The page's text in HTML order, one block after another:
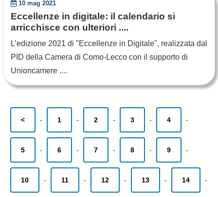
10 mag 2021
Eccellenze in digitale: il calendario si
arricchisce con ulteriori ....
L’edizione 2021 di "Eccellenze in Digitale", realizzata dal
PID della Camera di Como-Lecco con il supporto di
Unioncamere ....
< - 1 - 2 - 3 - 4 -
5 - 6 - 7 - 8 - 9 -
10 - 11 - 12 - 13 - 14 -